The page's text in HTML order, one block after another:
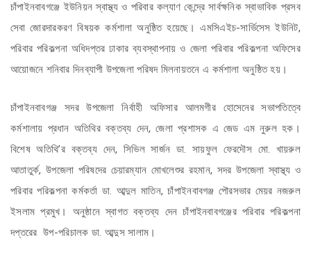
চাঁপাইনবাবগঞ্জে ইউনিয়ন স্বাস্থ্য ও পরিবার কল্যাণ কেন্দ্রে সার্বক্ষনিক স্বাভাবিক প্রসব
সেবা জোরদারকরণ বিষয়ক কর্মশালা অনুষ্ঠিত হয়েছে। এমসিএইচ-সার্ভিসেস ইউনিট,
পরিবার পরিকল্পনা অধিদপ্তর ঢাকার ব্যবস্থাপনায় ও জেলা পরিবার পরিকল্পনা অফিসের
আয়োজনে শনিবার দিনব্যাপী উপজেলা পরিষদ মিলনায়তনে এ কর্মশালা অনুষ্ঠিত হয়।
চাঁপাইনবাবগঞ্জ সদর উপজেলা নির্বাহী অফিসার আলমগীর হোসেনের সভাপতিত্বে
কর্মশালায় প্রধান অতিথির বক্তব্য দেন, জেলা প্রশাসক এ জেড এম নুরুল হক।
বিশেষ অতিথি’র বক্তব্য দেন, সিভিল সার্জন ডা. সায়ফুল ফেরদৌস মো. খায়রুল
আতাতুর্ক, উপজেলা পরিষদের চেয়ারম্যান মোখলেশুর রহমান, সদর উপজেলা স্বাস্থ্য ও
পরিবার পরিকল্পনা কর্মকর্তা ডা. আব্দুল মাতিন, চাঁপাইনবাবগঞ্জ পৌরসভার মেয়র নজরুল
ইসলাম প্রমুখ। অনুষ্ঠানে স্বাগত বক্তব্য দেন চাঁপাইনবাবগঞ্জের পরিবার পরিকল্পনা
দপ্তরের উপ-পরিচালক ডা. আব্দুস সালাম।